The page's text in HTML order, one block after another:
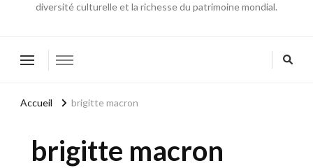
diversité culturelle et la richesse du patrimoine mondial.
Accueil brigitte macron
brigitte macron